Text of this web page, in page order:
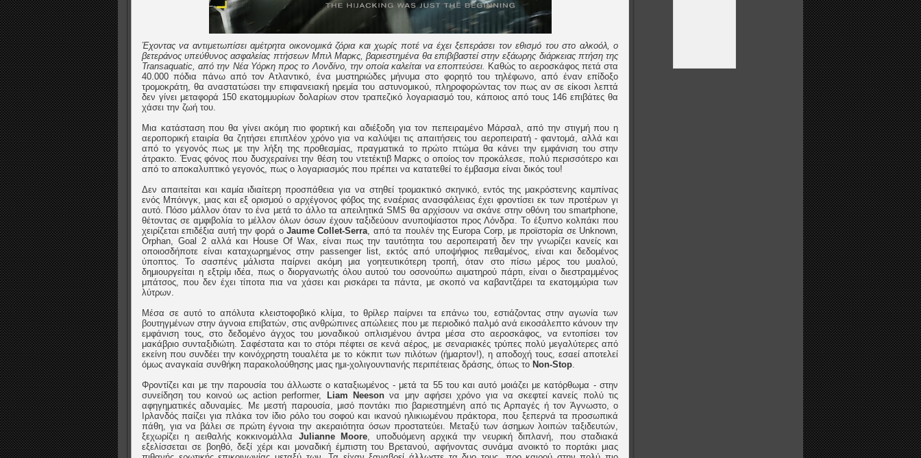
Έχοντας να αντιμετωπίσει αμέτρητα οικονομικά ζόρια και χωρίς ποτέ να έχει ξεπεράσει τον εθισμό του στο αλκοόλ, ο
βετεράνος υπεύθυνος ασφαλείας πτήσεων Μπιλ Μαρκς, βαριεστημένα θα επιβιβαστεί στην εξάωρης διάρκειας πτήση της
Transaquatic, από την Νέα Υόρκη προς το Λονδίνο, την οποία καλείται να εποπτεύσει. Καθώς το αεροσκάφος πετά στα
40.000 πόδια πάνω από τον Ατλαντικό, ένα μυστηριώδες μήνυμα στο φορητό του τηλέφωνο, από έναν επίδοξο
τρομοκράτη, θα αναστατώσει την επιφανειακή ηρεμία του αστυνομικού, πληροφορώντας τον πως αν σε είκοσι λεπτά
δεν γίνει μεταφορά 150 εκατομμυρίων δολαρίων στον τραπεζικό λογαριασμό του, κάποιος από τους 146 επιβάτες θα
χάσει την ζωή του.
Μια κατάσταση που θα γίνει ακόμη πιο φορτική και αδιέξοδη για τον πεπειραμένο Μάρσαλ, από την στιγμή που η
αεροπορική εταιρία θα ζητήσει επιπλέον χρόνο για να καλύψει τις απαιτήσεις του αεροπειρατή - φαντομά, αλλά και
από το γεγονός πως με την λήξη της προθεσμίας, πραγματικά το πρώτο πτώμα θα κάνει την εμφάνιση του στην
άτρακτο. Ένας φόνος που δυσχεραίνει την θέση του ντετέκτιβ Μαρκς ο οποίος τον προκάλεσε, πολύ περισσότερο και
από το αποκαλυπτικό γεγονός, πως ο λογαριασμός που πρέπει να κατατεθεί το έμβασμα είναι δικός του!
Δεν απαιτείται και καμία ιδιαίτερη προσπάθεια για να στηθεί τρομακτικό σκηνικό, εντός της μακρόστενης καμπίνας
ενός Μπόινγκ, μιας και εξ ορισμού ο αρχέγονος φόβος της εναέριας ανασφάλειας έχει φροντίσει εκ των προτέρων γι
αυτό. Πόσο μάλλον όταν το ένα μετά το άλλο τα απειλητικά SMS θα αρχίσουν να σκάνε στην οθόνη του smartphone,
θέτοντας σε αμφιβολία το μέλλον όλων όσων έχουν ταξιδεύουν ανυποψίαστοι προς Λόνδρα. Το έξυπνο κολπάκι που
χειρίζεται επιδέξια αυτή την φορά οJaume Collet-Serra, από τα πουλέν της Europa Corp, με προϊστορία σε Unknown,
Orphan, Goal 2 αλλά και House Of Wax, είναι πως την ταυτότητα του αεροπειρατή δεν την γνωρίζει κανείς και
οποιοσδήποτε είναι καταχωρημένος στην passenger list, εκτός από υποψήφιος πεθαμένος, είναι και δεδομένος
ύποπτος. Το σασπένς μάλιστα παίρνει ακόμη μια γοητευτικότερη τροπή, όταν στο πίσω μέρος του μυαλού,
δημιουργείται η εξτρίμ ιδέα, πως ο διοργανωτής όλου αυτού του οσονούπω αιματηρού πάρτι, είναι ο διεστραμμένος
μπάτσος, που δεν έχει τίποτα πια να χάσει και ρισκάρει τα πάντα, με σκοπό να καβαντζάρει τα εκατομμύρια των
λύτρων.
Μέσα σε αυτό το απόλυτα κλειστοφοβικό κλίμα, το θρίλερ παίρνει τα επάνω του, εστιάζοντας στην αγωνία των
βουτηγμένων στην άγνοια επιβατών, στις ανθρώπινες απώλειες που με περιοδικό παλμό ανά εικοσάλεπτο κάνουν την
εμφάνιση τους, στο δεδομένο άγχος του μοναδικού οπλισμένου άντρα μέσα στο αεροσκάφος, να εντοπίσει τον
μακάβριο συνταξιδιώτη. Σαφέστατα και το στόρι πέφτει σε κενά αέρος, με σεναριακές τρύπες πολύ μεγαλύτερες από
εκείνη που συνδέει την κοινόχρηστη τουαλέτα με το κόκπιτ των πιλότων (ήμαρτον!), η αποδοχή τους, εσαεί αποτελεί
όμως αναγκαία συνθήκη παρακολούθησης μιας ημι-χολιγουντιανής περιπέτειας δράσης, όπως το Non-Stop.
Φροντίζει και με την παρουσία του άλλωστε ο καταξιωμένος - μετά τα 55 του και αυτό μοιάζει με κατόρθωμα - στην
συνείδηση του κοινού ως action performer,
Liam Neeson να μην αφήσει χρόνο για να σκεφτεί κανείς πολύ τις
αφηγηματικές αδυναμίες. Με μεστή παρουσία, μισό ποντάκι πιο βαριεστημένη από τις Αρπαγές ή τον Άγνωστο, ο
Ιρλανδός παίζει για πλάκα τον ίδιο ρόλο του σοφού και ικανού ηλικιωμένου πράκτορα, που ξεπερνά τα προσωπικά
πάθη, για να βάλει σε πρώτη έγνοια την ακεραιότητα όσων προστατεύει. Μεταξύ των άσημων λοιπών ταξιδευτών,
ξεχωρίζει η αειθαλής κοκκινομάλλα Julianne Moore, υποδυόμενη αρχικά την νευρική διπλανή, που σταδιακά
εξελίσσεται σε βοηθό, δεξί χέρι και μοναδική έμπιστη του Βρετανού, αφήνοντας συνάμα ανοικτό το πορτάκι μιας